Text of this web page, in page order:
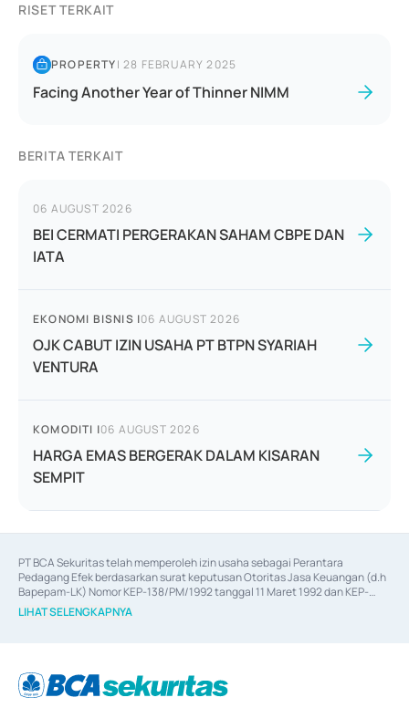
RISET TERKAIT
PROPERTY|28 FEBRUARY 2025
Facing Another Year of Thinner NIMM
BERITA TERKAIT
06 AUGUST 2026
BEI CERMATI PERGERAKAN SAHAM CBPE DAN
IATA
EKONOMI BISNIS |06 AUGUST 2026
OJK CABUT IZIN USAHA PT BTPN SYARIAH
VENTURA
KOMODITI |06 AUGUST 2026
HARGA EMAS BERGERAK DALAM KISARAN
SEMPIT
PT BCA Sekuritas telah memperoleh izin usaha sebagai Perantara
Pedagang Efek berdasarkan surat keputusan Otoritas Jasa Keuangan (d.h
Bapepam-LK) Nomor KEP-138/PM/1992 tanggal 11 Maret 1992 dan KEP-
06/D.04/2014 tanggal 28 Februari 2014, izin usaha sebagai Penjamin Emisi
Efek berdasarkan surat keputusan Otoritas Jasa Keuangan Nomor KEP-
berdasarkan surat keputusan Otoritas Jasa Keuangan Nomor S-
67/PM.21/2017 tanggal 3 Februari 2017, dan beberapa izin usaha lainnya
LIHAT SELENGKAPNYA